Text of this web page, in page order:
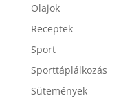
Olajok
Receptek
Sport
Sporttáplálkozás
Sütemények